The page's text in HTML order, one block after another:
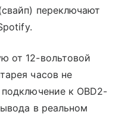
переключают
от 12-вольтовой
часов не
к OBD2-
в реальном